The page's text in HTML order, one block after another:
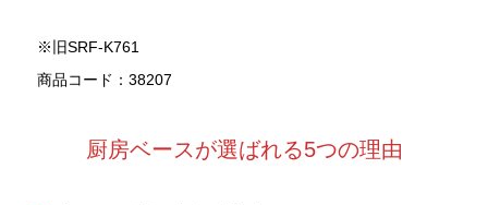
※旧SRF-K761
商品コード：38207
厨房ベースが選ばれる5つの理由